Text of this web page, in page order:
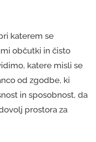
katerem se
občutki in čisto
katere misli se
od zgodbe, ki
in sposobnost, da
prostora za